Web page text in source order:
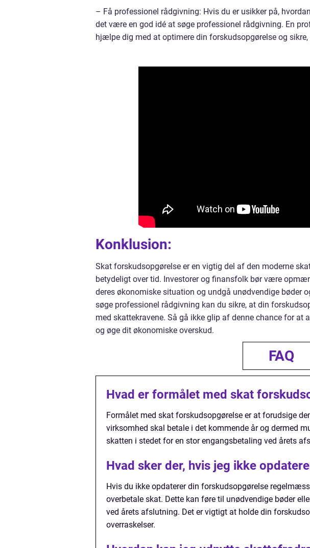
– Få professionel rådgivning: Hvis du er usikker på,
det være en god idé at søge professionel rådgivning. En
hjælpe dig med at optimere din forskudsopgørelse og
Konklusion:
Skat forskudsopgørelse er en vigtig del af den moderne
betydeligt over tid. Investorer og finansfolk bør være
deres økonomiske situation og undgå unødvendige bøder
søge professionel rådgivning kan du sikre, at din
med skattekravene. Så gå ikke glip af denne chance for
og øge dit økonomiske overskud.
FAQ
Hvad er formålet med skat
Formålet med skat forskudsopgørelse er at forudsige
virksomhed skal betale i det kommende år og dermed
skatten i stedet for en stor engangsbetaling ved årets
Hvad sker der, hvis jeg ikke
Hvis du ikke opdaterer din forskudsopgørelse
overbetale skat. Dette kan føre til unødvendige bøder
ved årets afslutning. Det er vigtigt at holde din
overraskelser.